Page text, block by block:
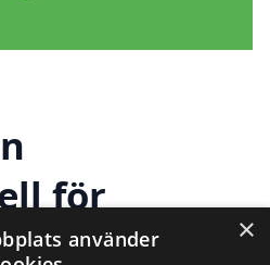
för
städer
×
använder